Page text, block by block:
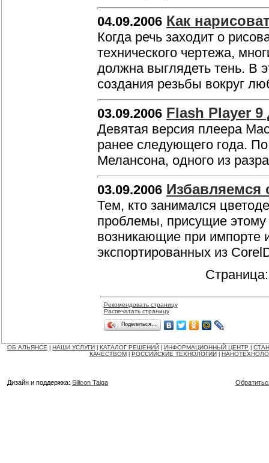
04.09.2006 Как
Когда речь заходит о
технического чертежа,
должна выглядеть тень. В
создания резьбы вокруг
03.09.2006 Flash Player
Девятая версия плеера
ранее следующего года.
Мелансона, одного из
03.09.2006 Избавляемся
Тем, кто занимался
проблемы, присущие этому
возникающие при
экспортированных из
Рекомендовать страницу
Распечатать страницу
Поделиться…
ОБ АЛЬЯНСЕ НАШИ УСЛУГИ КАТАЛОГ РЕШЕНИЙ ИНФОРМАЦИОННЫЙ ЦЕНТР
КАЧЕСТВОМ
РОССИЙСКИЕ ТЕХНОЛОГИИ
Дизайн и поддержка: Silicon Taiga